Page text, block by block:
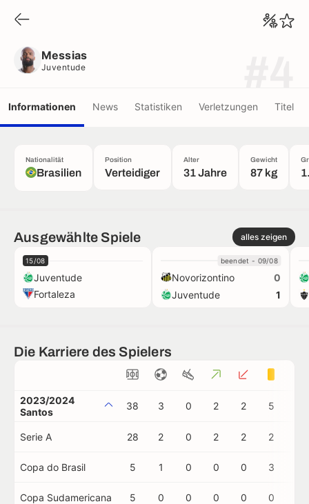
Messias
Juventude
Informationen News Statistiken Verletzungen Titel
Nationalität
Brasilien
Position
Verteidiger
Alter
31 Jahre
Gewicht
87 kg
Ausgewählte Spiele alles zeigen
15/08
Juventude
Fortaleza
beendet - 09/08
Novorizontino
0
Juventude
1
Die Karriere des Spielers
2023/2024
Santos
38 3 0 2 2 5
Serie A 28 2 0 2 2 2
Copa do Brasil 5 1 0 0 0 3
Copa Sudamericana 5 0 0 0 0 0